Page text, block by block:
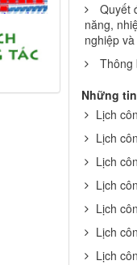
Quyết
năng,
nghiệp
Thông
Những
Lịch
Lịch
Lịch
Lịch
Lịch
Lịch
Lịch